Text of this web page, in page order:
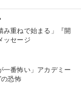
み重ねで始まる」『開
ッセージ
一番怖い」アカデミー
の恐怖